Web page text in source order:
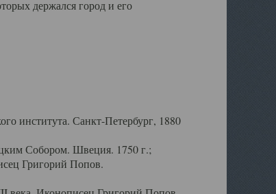
держался город и его
института. Санкт-Петербург, 1880
Собором. Швеция. 1750 г.;
Григорий Попов.